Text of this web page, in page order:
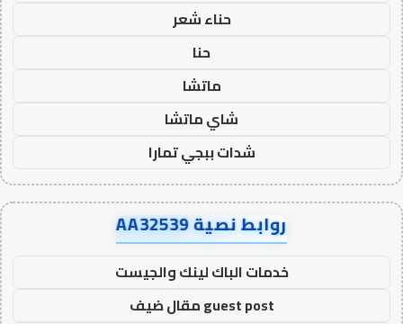
حناء شعر
حنا
ماتشا
شاي ماتشا
شدات ببجي تمارا
روابط نصية AA32539
خدمات الباك لينك والجيست
guest post مقال ضيف